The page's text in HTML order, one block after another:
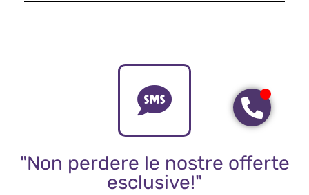
"Non perdere le nostre offerte
esclusive!"